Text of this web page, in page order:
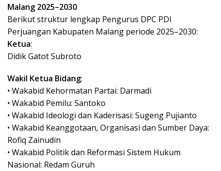
Malang 2025–2030
Berikut struktur lengkap Pengurus DPC PDI
Perjuangan Kabupaten Malang periode 2025–2030:
Ketua:
Didik Gatot Subroto
Wakil Ketua Bidang:
• Wakabid Kehormatan Partai: Darmadi
• Wakabid Pemilu: Santoko
• Wakabid Ideologi dan Kaderisasi: Sugeng Pujianto
• Wakabid Keanggotaan, Organisasi dan Sumber Daya:
Rofiq Zainudin
• Wakabid Politik dan Reformasi Sistem Hukum
Nasional: Redam Guruh